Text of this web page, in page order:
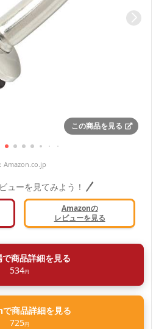
この商品を見る
Amazon.co.jp
ューを見てみよう！
Amazonの
レビューを見る
商品詳細を見る
534円
商品詳細を見る
725円